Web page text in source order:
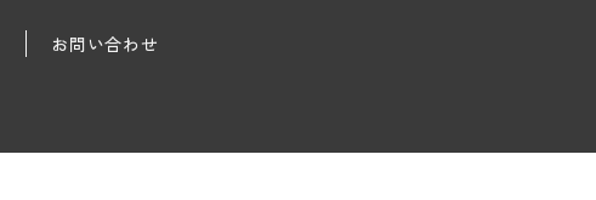
お問い合わせ